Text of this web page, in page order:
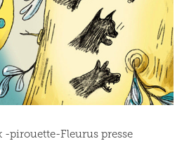
-pirouette-Fleurus presse